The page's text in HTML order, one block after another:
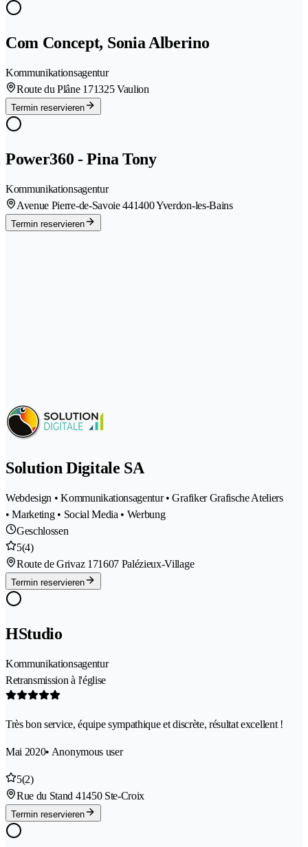
Com Concept, Sonia Alberino
Kommunikationsagentur
Route du Plâne 171325 Vaulion
Termin reservieren
Power360 - Pina Tony
Kommunikationsagentur
Avenue Pierre-de-Savoie 441400 Yverdon-les-Bains
Termin reservieren
Solution Digitale SA
Webdesign • Kommunikationsagentur • Grafiker Grafische Ateliers
• Marketing • Social Media • Werbung
Geschlossen
5(4)
Route de Grivaz 171607 Palézieux-Village
Termin reservieren
HStudio
Kommunikationsagentur
Retransmission à l'église
Très bon service, équipe sympathique et discrète, résultat excellent !
Mai 2020• Anonymous user
5(2)
Rue du Stand 41450 Ste-Croix
Termin reservieren